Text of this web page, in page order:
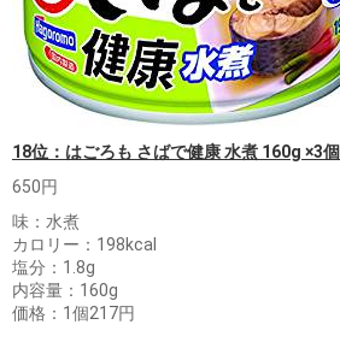
18位：はごろも さばで健康 水煮 160g ×3個
650円
味：水煮
カロリー：198kcal
塩分：1.8g
内容量：160g
価格：1個217円